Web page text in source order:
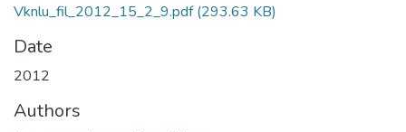
Vknlu_fil_2012_15_2_9.pdf(293.63 KB)
Date
2012
Authors